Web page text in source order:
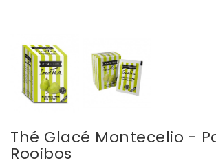
Thé Glacé Montecelio -
Rooibos